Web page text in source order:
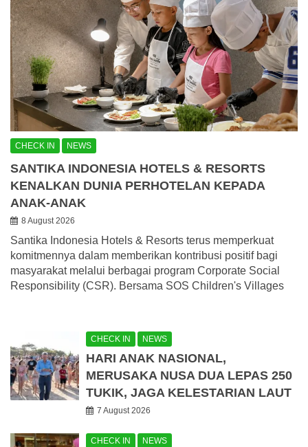
CHECK IN NEWS
SANTIKA INDONESIA HOTELS & RESORTS
KENALKAN DUNIA PERHOTELAN KEPADA
ANAK-ANAK
8 August 2026
Santika Indonesia Hotels & Resorts terus memperkuat
komitmennya dalam memberikan kontribusi positif bagi
masyarakat melalui berbagai program Corporate Social
Responsibility (CSR). Bersama SOS Children's Villages
CHECK IN NEWS
HARI ANAK NASIONAL,
MERUSAKA NUSA DUA LEPAS 250
TUKIK, JAGA KELESTARIAN LAUT
7 August 2026
CHECK IN NEWS